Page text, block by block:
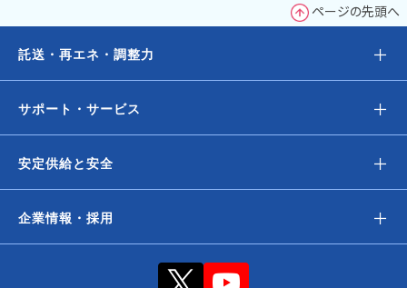
ページの先頭へ
託送・再エネ・調整力 ＋
サポート・サービス ＋
安定供給と安全 ＋
企業情報・採用 ＋